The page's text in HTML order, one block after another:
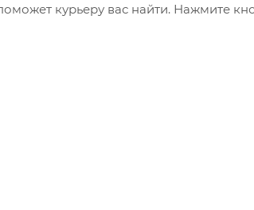
курьеру вас найти. Нажмите